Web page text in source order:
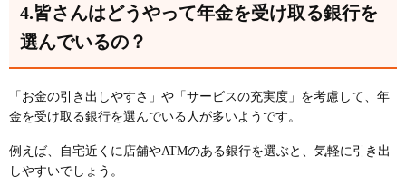
4.皆さんはどうやって年金を受け取る銀行を
選んでいるの？
「お金の引き出しやすさ」や「サービスの充実度」を考慮して、年
金を受け取る銀行を選んでいる人が多いようです。
例えば、自宅近くに店舗やATMのある銀行を選ぶと、気軽に引き出
しやすいでしょう。